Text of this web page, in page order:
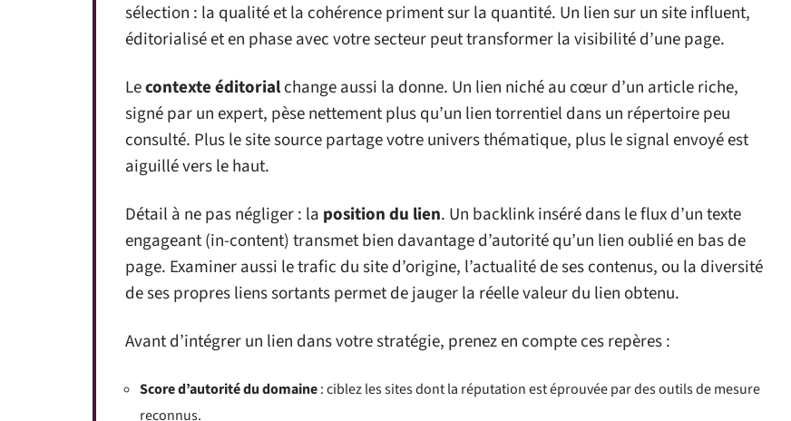
sélection : la qualité et la cohérence priment sur la quantité. Un lien sur un site influent,
éditorialisé et en phase avec votre secteur peut transformer la visibilité d’une page.
Lecontexte éditorialchange aussi la donne. Un lien niché au cœur d’un article riche,
signé par un expert, pèse nettement plus qu’un lien torrentiel dans un répertoire peu
consulté. Plus le site source partage votre univers thématique, plus le signal envoyé est
aiguillé vers le haut.
Détail à ne pas négliger : la position du lien. Un backlink inséré dans le flux d’un texte
engageant (in-content) transmet bien davantage d’autorité qu’un lien oublié en bas de
page. Examiner aussi le trafic du site d’origine, l’actualité de ses contenus, ou la diversité
de ses propres liens sortants permet de jauger la réelle valeur du lien obtenu.
Avant d’intégrer un lien dans votre stratégie, prenez en compte ces repères :
Score d’autorité du domaine: ciblez les sites dont la réputation est éprouvée par des outils de mesure
reconnus.